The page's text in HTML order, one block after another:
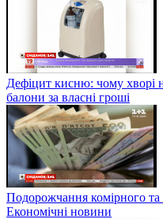
Дефіцит кисню: чому хворі
балони за власні гроші
Подорожчання комірного
Економічні новини